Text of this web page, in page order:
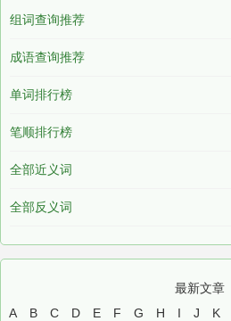
组词查询推荐
成语查询推荐
单词排行榜
笔顺排行榜
全部近义词
全部反义词
最新文章
A
B C D E F G H I J K